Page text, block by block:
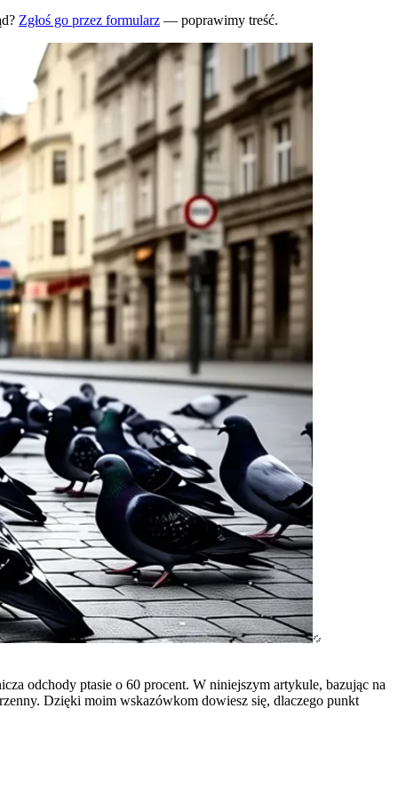
Zgłoś go przez formularz — poprawimy treść.
odchody ptasie o 60 procent. W niniejszym artykule, bazując na
Dzięki moim wskazówkom dowiesz się, dlaczego punkt